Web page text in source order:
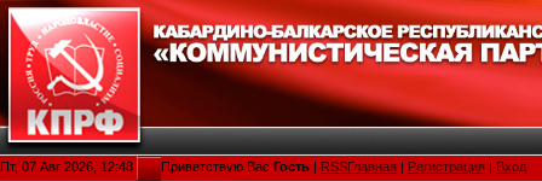
Пт, 07 Авг 2026, 12:48 Приветствую Вас Гость RSSГлавная Регистрация Вход